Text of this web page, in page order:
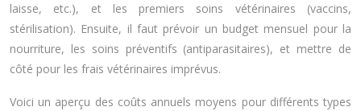
laisse, etc.), et les premiers soins vétérinaires (vaccins,
stérilisation). Ensuite, il faut prévoir un budget mensuel pour la
nourriture, les soins préventifs (antiparasitaires), et mettre de
côté pour les frais vétérinaires imprévus.
Voici un aperçu des coûts annuels moyens pour différents types